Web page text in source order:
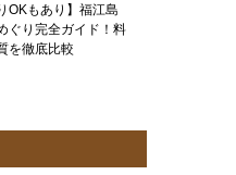
OKもあり】福江島
ぐり完全ガイド！料
を徹底比較